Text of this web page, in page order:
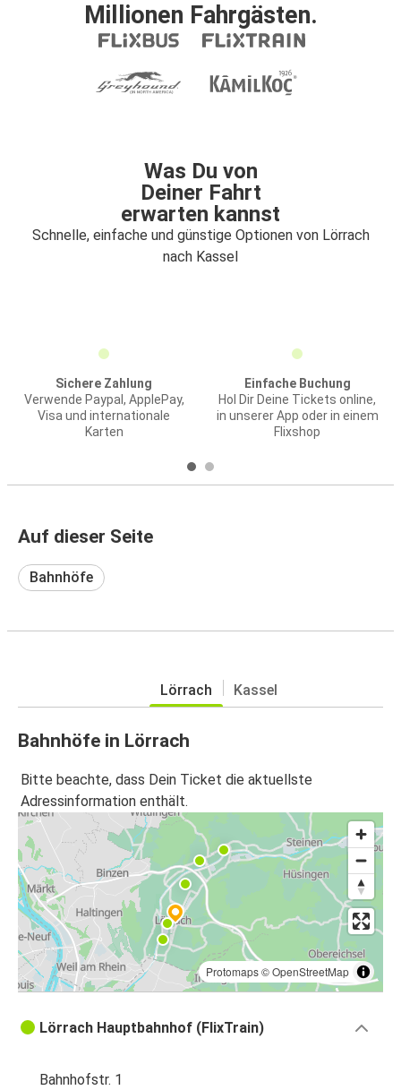
Millionen Fahrgästen.
Was Du von
Deiner Fahrt
erwarten kannst
Schnelle, einfache und günstige Optionen von Lörrach
nach Kassel
Sichere Zahlung
Verwende Paypal, ApplePay,
Visa und internationale
Karten
Einfache Buchung
Hol Dir Deine Tickets online,
in unserer App oder in einem
Flixshop
Auf dieser Seite
Bahnhöfe
Lörrach Kassel
Bahnhöfe in Lörrach
Bitte beachte, dass Dein Ticket die aktuellste
Adressinformation enthält.
Protomaps©OpenStreetMap
Lörrach Hauptbahnhof (FlixTrain)
Bahnhofstr. 1